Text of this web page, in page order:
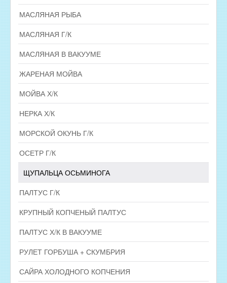
МАСЛЯНАЯ РЫБА
МАСЛЯНАЯ Г/К
МАСЛЯНАЯ В ВАКУУМЕ
ЖАРЕНАЯ МОЙВА
МОЙВА Х/К
НЕРКА Х/К
МОРСКОЙ ОКУНЬ Г/К
ОСЕТР Г/К
ЩУПАЛЬЦА ОСЬМИНОГА
ПАЛТУС Г/К
КРУПНЫЙ КОПЧЕНЫЙ ПАЛТУС
ПАЛТУС Х/К В ВАКУУМЕ
РУЛЕТ ГОРБУША + СКУМБРИЯ
САЙРА ХОЛОДНОГО КОПЧЕНИЯ